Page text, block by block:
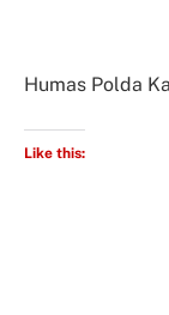
Humas Polda
Like this: